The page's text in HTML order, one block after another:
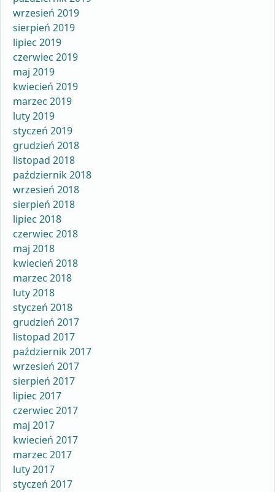
wrzesień 2019
sierpień 2019
lipiec 2019
czerwiec 2019
maj 2019
kwiecień 2019
marzec 2019
luty 2019
styczeń 2019
grudzień 2018
listopad 2018
październik 2018
wrzesień 2018
sierpień 2018
lipiec 2018
czerwiec 2018
maj 2018
kwiecień 2018
marzec 2018
luty 2018
styczeń 2018
grudzień 2017
listopad 2017
październik 2017
wrzesień 2017
sierpień 2017
lipiec 2017
czerwiec 2017
maj 2017
kwiecień 2017
marzec 2017
luty 2017
styczeń 2017